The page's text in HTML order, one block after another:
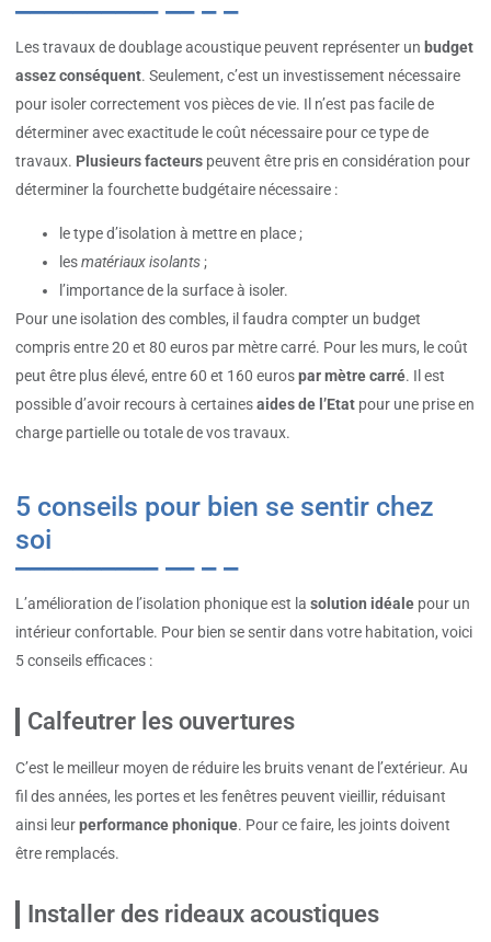
Les travaux de doublage acoustique peuvent représenter un budget
assez conséquent. Seulement, c’est un investissement nécessaire
pour isoler correctement vos pièces de vie. Il n’est pas facile de
déterminer avec exactitude le coût nécessaire pour ce type de
travaux. Plusieurs facteurs peuvent être pris en considération pour
déterminer la fourchette budgétaire nécessaire :
le type d’isolation à mettre en place ;
lesmatériaux isolants ;
l’importance de la surface à isoler.
Pour une isolation des combles, il faudra compter un budget
compris entre 20 et 80 euros par mètre carré. Pour les murs, le coût
peut être plus élevé, entre 60 et 160 eurospar mètre carré. Il est
possible d’avoir recours à certainesaides de l’Etat pour une prise en
charge partielle ou totale de vos travaux.
5 conseils pour bien se sentir chez
soi
L’amélioration de l’isolation phonique est la solution idéale pour un
intérieur confortable. Pour bien se sentir dans votre habitation, voici
5 conseils efficaces :
Calfeutrer les ouvertures
C’est le meilleur moyen de réduire les bruits venant de l’extérieur. Au
fil des années, les portes et les fenêtres peuvent vieillir, réduisant
ainsi leurperformance phonique. Pour ce faire, les joints doivent
être remplacés.
Installer des rideaux acoustiques